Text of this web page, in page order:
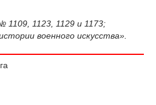
1123, 1129 и 1173;
военного искусства».